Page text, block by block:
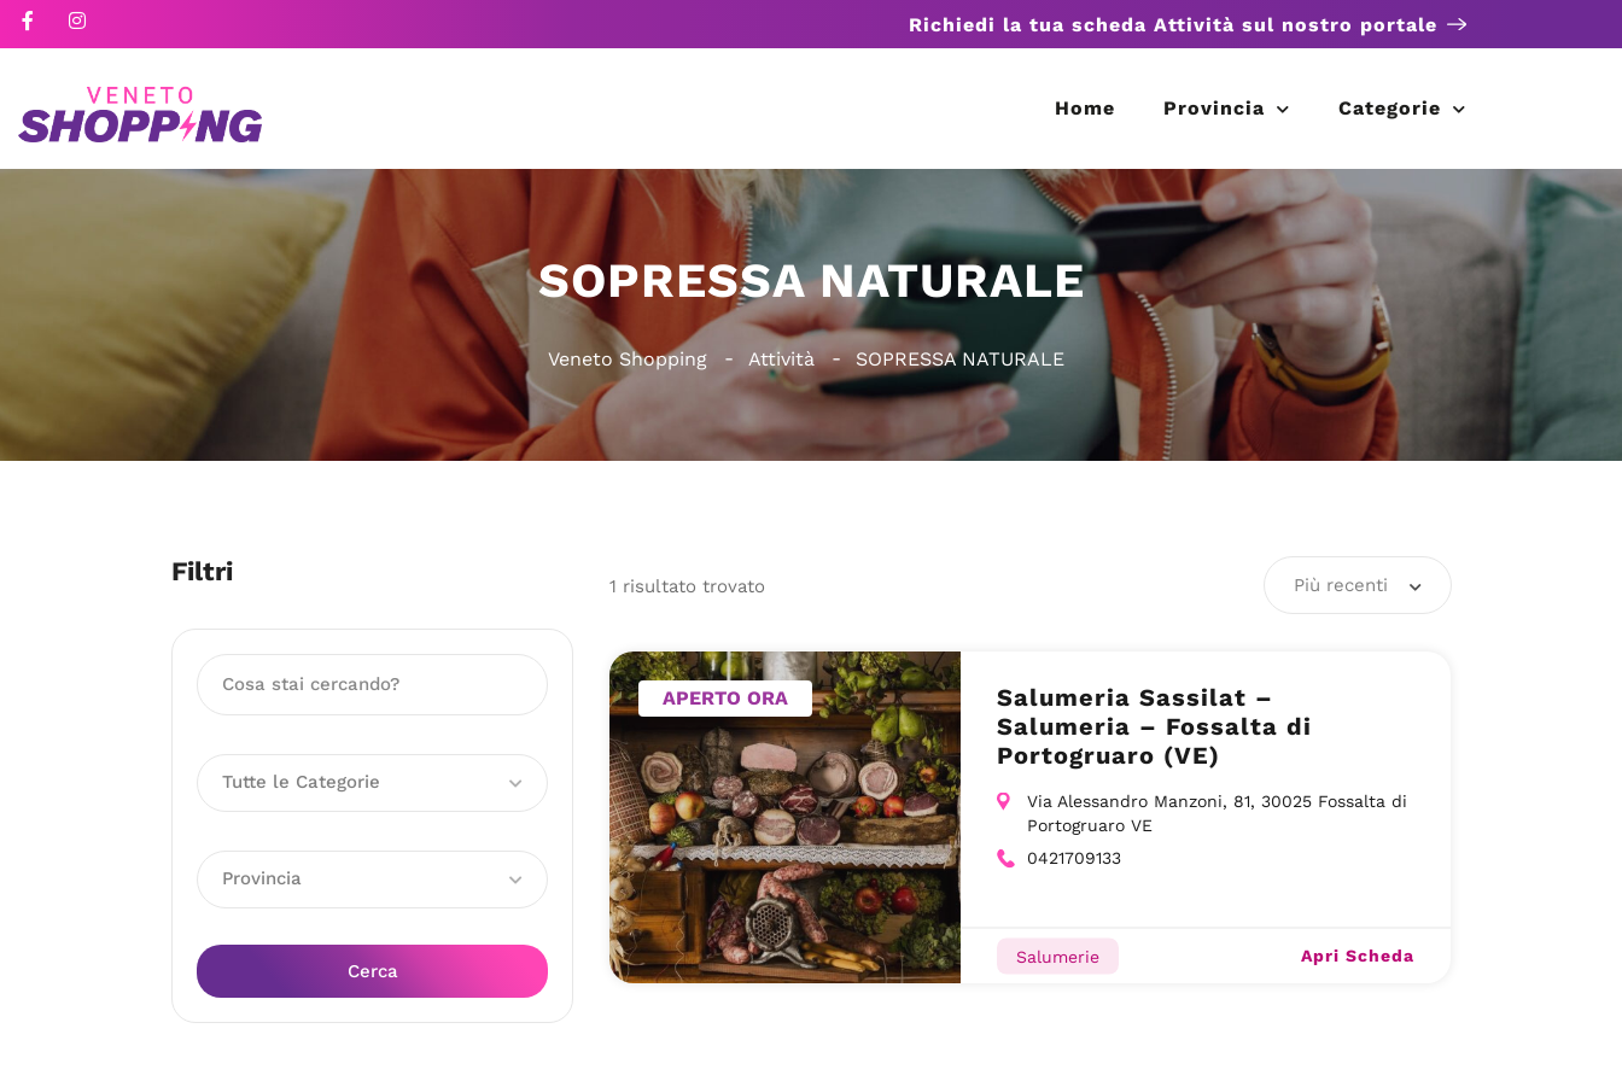
Richiedi la tua scheda Attività sul nostro portale
Home Provincia Categorie
SOPRESSA NATURALE
Veneto Shopping Attività SOPRESSA NATURALE
Filtri
Tutte le Categorie
Provincia
Cerca
1 risultato trovato Più recenti
APERTO ORA
Salumeria Sassilat –
Salumeria – Fossalta di
Portogruaro (VE)
Via Alessandro Manzoni, 81, 30025 Fossalta di
Portogruaro VE
0421709133
Salumerie Apri Scheda